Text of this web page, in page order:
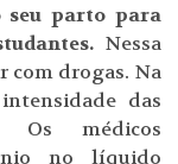
seu parto para
Nessa
com drogas. Na
das
Os médicos
no líquido